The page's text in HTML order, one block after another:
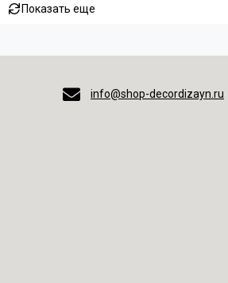
Показать еще
info@shop-decordizayn.ru